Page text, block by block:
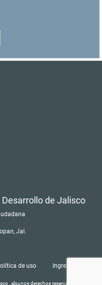
de Jalisco
Jal.
de uso Ingresar
, algunos derechos reservados © 2016